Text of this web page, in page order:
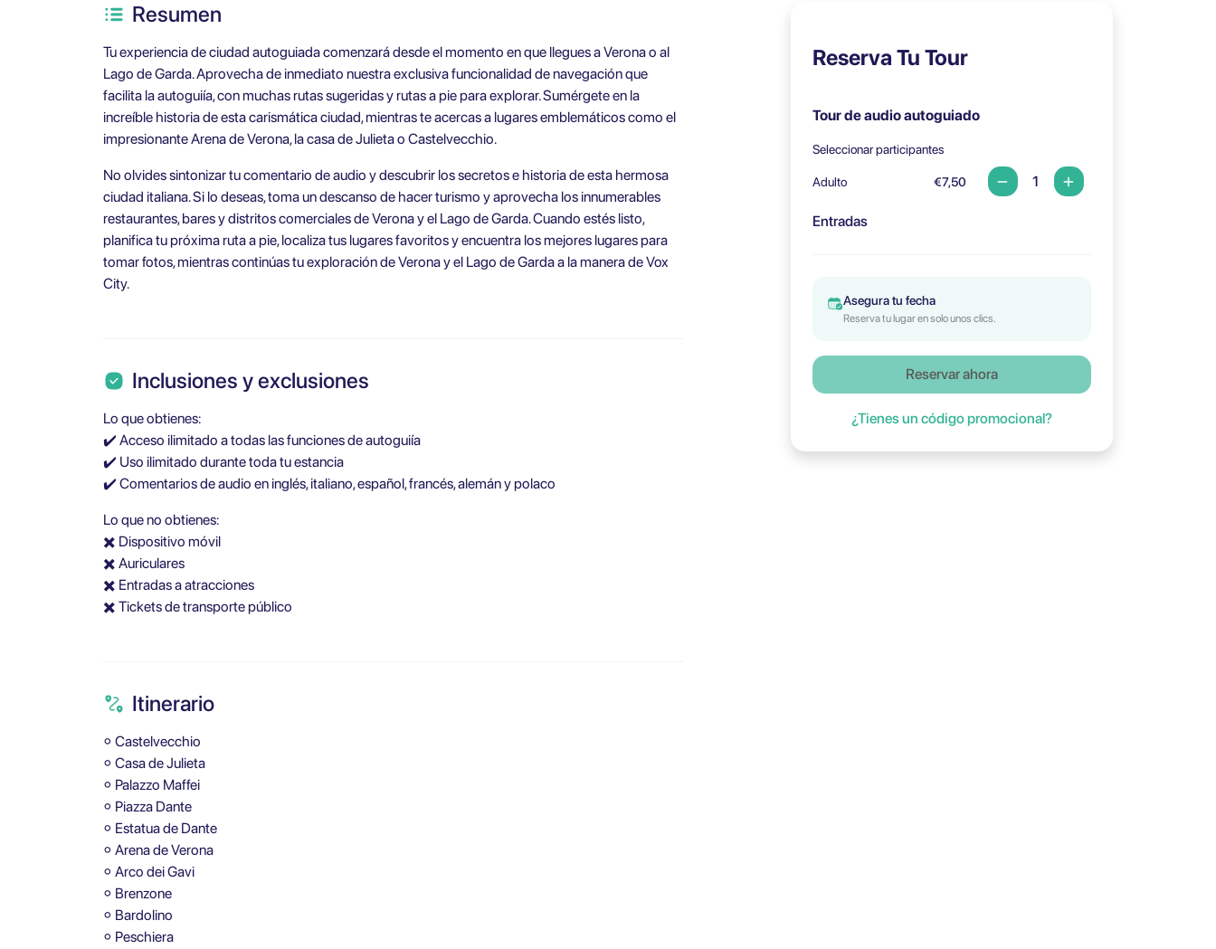
Reserva Tu Tour
Tour de audio autoguiado
Seleccionar participantes
Adulto €7,50
Entradas
Asegura tu fecha
Reserva tu lugar en solo unos clics.
Reservar ahora
¿Tienes un código promocional?
Resumen
Tu experiencia de ciudad autoguiada comenzará desde el momento en que llegues a Verona o al
Lago de Garda. Aprovecha de inmediato nuestra exclusiva funcionalidad de navegación que
facilita la autoguiía, con muchas rutas sugeridas y rutas a pie para explorar. Sumérgete en la
increíble historia de esta carismática ciudad, mientras te acercas a lugares emblemáticos como el
impresionante Arena de Verona, la casa de Julieta o Castelvecchio.
No olvides sintonizar tu comentario de audio y descubrir los secretos e historia de esta hermosa
ciudad italiana. Si lo deseas, toma un descanso de hacer turismo y aprovecha los innumerables
restaurantes, bares y distritos comerciales de Verona y el Lago de Garda. Cuando estés listo,
planifica tu próxima ruta a pie, localiza tus lugares favoritos y encuentra los mejores lugares para
tomar fotos, mientras continúas tu exploración de Verona y el Lago de Garda a la manera de Vox
City.
Inclusiones y exclusiones
Lo que obtienes:
✔️ Acceso ilimitado a todas las funciones de autoguiía
✔️ Uso ilimitado durante toda tu estancia
✔️ Comentarios de audio en inglés, italiano, español, francés, alemán y polaco
Lo que no obtienes:
✖️ Dispositivo móvil
✖️ Auriculares
✖️ Entradas a atracciones
✖️ Tickets de transporte público
Itinerario
⚬ Castelvecchio
⚬ Casa de Julieta
⚬ Palazzo Maffei
⚬ Piazza Dante
⚬ Estatua de Dante
⚬ Arena de Verona
⚬ Arco dei Gavi
⚬ Brenzone
⚬ Bardolino
⚬ Peschiera